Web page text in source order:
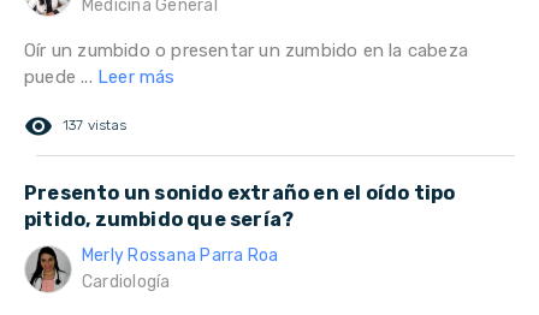
Medicina General
Oír un zumbido o presentar un zumbido en la cabeza
puede ... Leer más
remove_red_eye 137 vistas
Presento un sonido extraño en el oído tipo
pitido, zumbido que sería?
Merly Rossana Parra Roa
Cardiología